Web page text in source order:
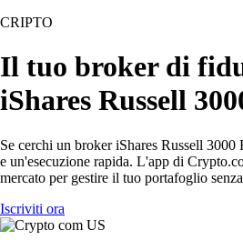
CRIPTO
Il tuo broker di
iShares Russell
Se cerchi un broker iShares Russell
e un'esecuzione rapida. L'app di
mercato per gestire il tuo portafoglio
Iscriviti ora